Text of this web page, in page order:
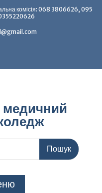
комісія: 068 3806626, 095
медичний